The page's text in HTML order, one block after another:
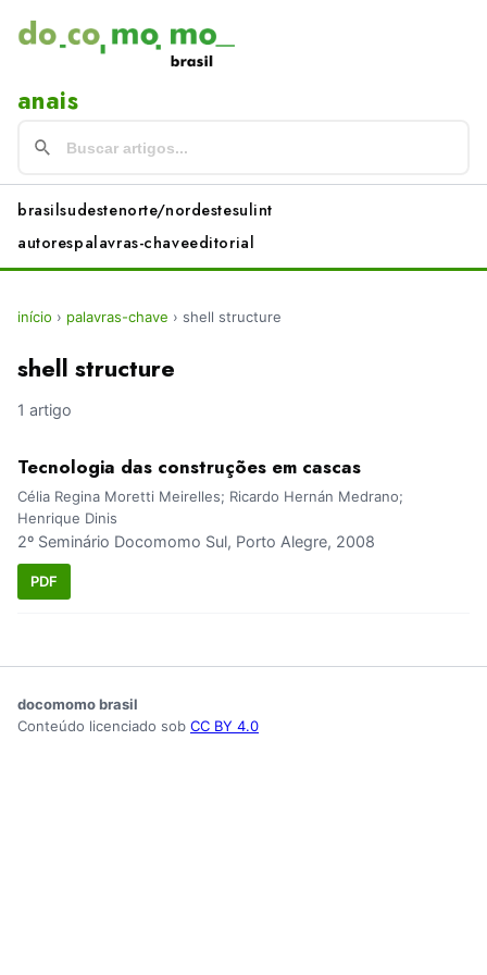
anais
brasilsudestenorte/nordestesulint
autorespalavras-chaveeditorial
início › palavras-chave › shell structure
shell structure
1 artigo
Tecnologia das construções em cascas
Célia Regina Moretti Meirelles; Ricardo Hernán Medrano;
Henrique Dinis
2º Seminário Docomomo Sul, Porto Alegre, 2008
PDF
docomomo brasil
Conteúdo licenciado sob CC BY 4.0